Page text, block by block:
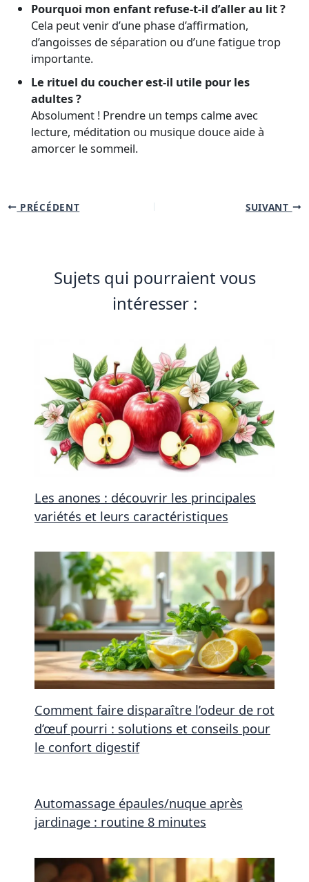
Pourquoi mon enfant refuse-t-il d’aller au lit ?
Cela peut venir d’une phase d’affirmation,
d’angoisses de séparation ou d’une fatigue trop
importante.
Le rituel du coucher est-il utile pour les
adultes ?
Absolument ! Prendre un temps calme avec
lecture, méditation ou musique douce aide à
amorcer le sommeil.
PRÉCÉDENT SUIVANT
Sujets qui pourraient vous
intéresser :
Les anones : découvrir les principales
variétés et leurs caractéristiques
Comment faire disparaître l’odeur de rot
d’œuf pourri : solutions et conseils pour
le confort digestif
Automassage épaules/nuque après
jardinage : routine 8 minutes